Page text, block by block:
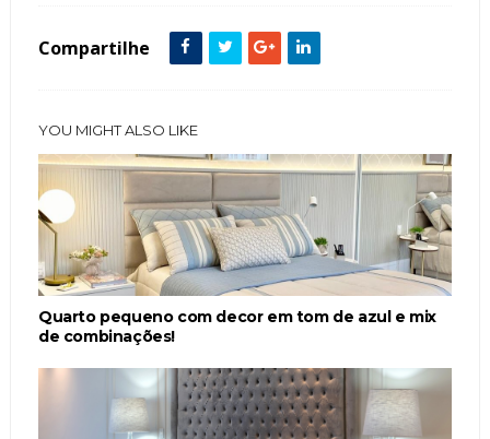
Compartilhe
YOU MIGHT ALSO LIKE
Quarto pequeno com decor em tom de azul e mix
de combinações!